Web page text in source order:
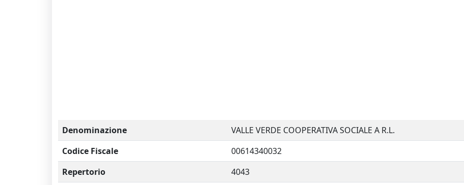
Denominazione
VALLE VERDE COOPERATIVA SOCIALE A R.L.
Codice Fiscale
00614340032
Repertorio
4043